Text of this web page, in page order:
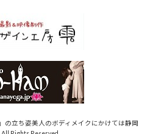
の立ち姿美人のボディメイクにかけては静岡